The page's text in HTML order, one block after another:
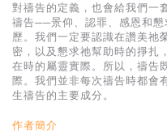
英文二手書
精選英文書
電子書
基道 Top 50
對禱告的定義，也會給我們一
禱告──景仰、認罪、感恩和
歷。我們一定要認識在讚美祂
密，以及懇求祂幫助時的掙扎
在時的屬靈實際。所以，禱告
際。我們並非每次禱告時都會
生禱告的主要成分。
作者簡介